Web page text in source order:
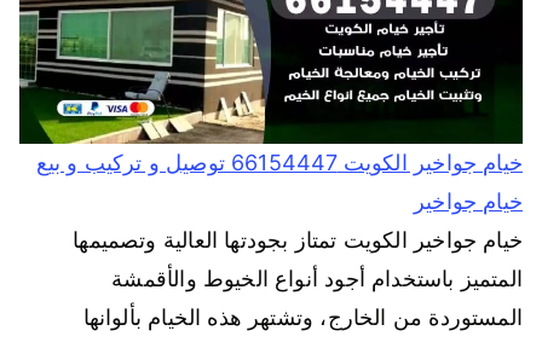
خيام جواخير الكويت 66154447 توصيل و تركيب و بيع
خيام جواخير
خيام جواخير الكويت تمتاز بجودتها العالية وتصميمها
المتميز باستخدام أجود أنواع الخيوط والأقمشة
المستوردة من الخارج، وتشتهر هذه الخيام بألوانها